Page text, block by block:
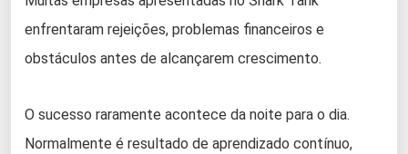
enfrentaram rejeições, problemas financeiros e
obstáculos antes de alcançarem crescimento.
O sucesso raramente acontece da noite para o dia.
Normalmente é resultado de aprendizado contínuo,